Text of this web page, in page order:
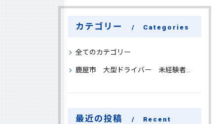
カテゴリー Categories
全てのカテゴリー
鹿屋市 大型ドライバー 未経験者 大募集
最近の投稿
Recent